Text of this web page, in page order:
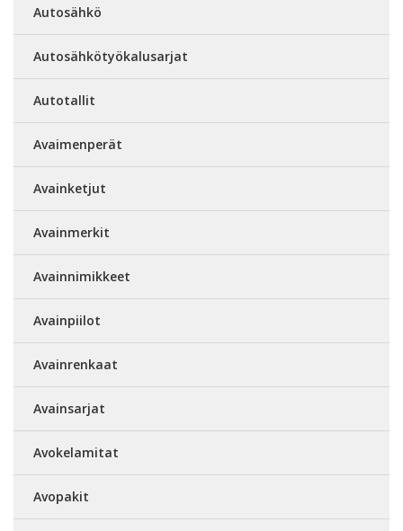
Autosähkö
Autosähkötyökalusarjat
Autotallit
Avaimenperät
Avainketjut
Avainmerkit
Avainnimikkeet
Avainpiilot
Avainrenkaat
Avainsarjat
Avokelamitat
Avopakit